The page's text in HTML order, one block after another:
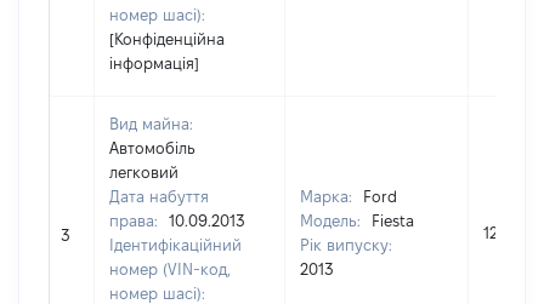
номер шасі):
[Конфіденційна
інформація]
3
Вид майна:
Автомобіль
легковий
Дата набуття
права:
10.09.2013
Ідентифікаційний
номер (VIN-код,
номер шасі):
Марка:
Ford
Модель:
Fiesta
Рік випуску:
2013
129990